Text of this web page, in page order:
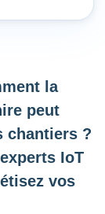
la
peut
chantiers ?
IoT
vos